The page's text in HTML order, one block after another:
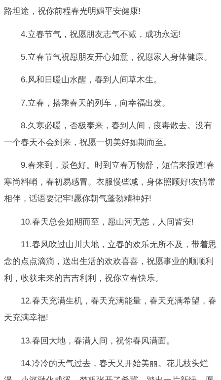
路坦途，祝你前程春光明媚平安健康!
4.立春节气，祝愿朋友志气不减，成功永远!
5.立春节气祝愿朋友开心如意，祝愿家人身体健康。
6.风和日暖山水醒，春到人间草木生。
7.立春，搭乘春天的列车，向幸福出发。
8.久寒必暖，否极泰来，春到人间，疫毒散去。没有
一个春天不会到来，祝愿一切美好如期而至。
9.春来到，景色好。时到立春万物舒，短信来报道!春
寒尚料峭，春初易感冒。衣服慢些减，身体照顾好!友情常
相伴，话语要记牢!愿你朝气蓬勃精神好!
10.春天总会如期而至，愿山河无恙，人间皆安!
11.春风吹过山川大地，立春的欢乐无所不及，带着思
念的点点滴滴，送出生活的欢欢喜喜，祝愿事业的顺顺利
利，收获未来的吉吉利利，祝你立春快乐。
12.春天充满生机，春天充满能量，春天充满希望，春
天充满幸福!
13.春回大地，春满人间，祝你春风满面。
14.冷冷的天气过去，春天又开始美丽。花儿枝头烂